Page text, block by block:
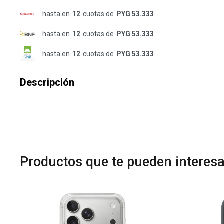
hasta en 12 cuotas de PYG 53.333
hasta en 12 cuotas de PYG 53.333
hasta en 12 cuotas de PYG 53.333
Descripción
Productos que te pueden